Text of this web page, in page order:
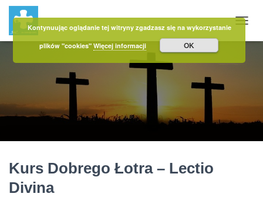
Kurs Dobrego Łotra – Lectio
Divina
Kontynuując oglądanie tej witryny zgadzasz się na wykorzystanie
plików "cookies"Więcej informacji OK